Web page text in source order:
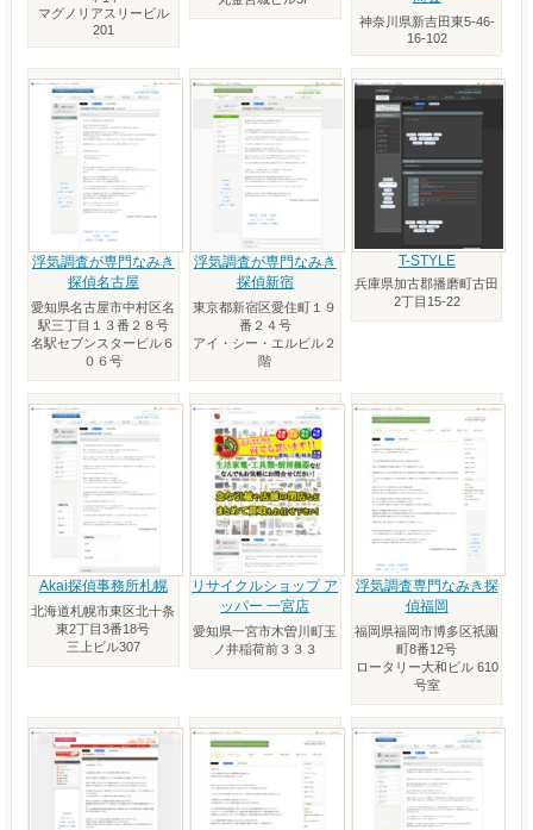
マグノリアスリービル
201
神奈川県新吉田東5-46-
16-102
浮気調査が専門なみき
探偵名古屋
愛知県名古屋市中村区名
駅三丁目１３番２８号
名駅セブンスタービル６
０６号
浮気調査が専門なみき
探偵新宿
東京都新宿区愛住町１９
番２４号
アイ・シー・エルビル２
階
T-STYLE
兵庫県加古郡播磨町古田
2丁目15-22
Akai探偵事務所札幌
北海道札幌市東区北十条
東2丁目3番18号
三上ビル307
リサイクルショップ ア
ッパー 一宮店
愛知県一宮市木曽川町玉
ノ井稲荷前３３３
浮気調査専門なみき探
偵福岡
福岡県福岡市博多区祇園
町8番12号
ロータリー大和ビル 610
号室